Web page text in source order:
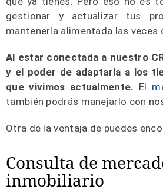
gestionar y actualizar tus
mantenerla alimentada las veces
Al estar conectada a nuestro
y el poder de adaptarla a los
que vivimos actualmente. El
también podrás manejarlo con
Otra de la ventaja de puedes
Consulta de
inmobiliario